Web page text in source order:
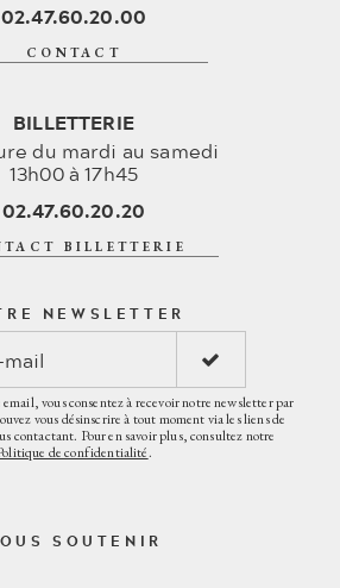
02.47.60.20.00
CONTACT
BILLETTERIE
du mardi au samedi
13h00 à 17h45
02.47.60.20.20
BILLETTERIE
NEWSLETTER
vous consentez à recevoir notre newsletter par
vous désinscrire à tout moment via les liens de
contactant. Pour en savoir plus, consultez notre
de confidentialité.
SOUTENIR